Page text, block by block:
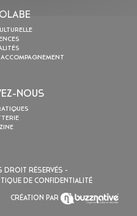
NOUS
DROIT RÉSERVÉS -
DE CONFIDENTIALITÉ
CRÉATION PAR